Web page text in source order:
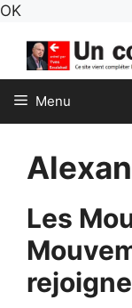
OKAller
contenu
Menu
Les